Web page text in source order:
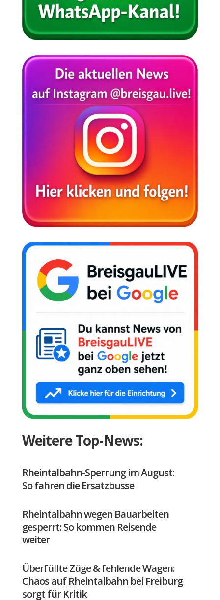
Weitere Top-News:
Rheintalbahn-Sperrung im August:
So fahren die Ersatzbusse
Rheintalbahn wegen Bauarbeiten
gesperrt: So kommen Reisende
weiter
Überfüllte Züge & fehlende Wagen:
Chaos auf Rheintalbahn bei Freiburg
sorgt für Kritik